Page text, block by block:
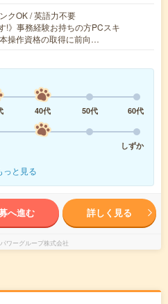
クOK / 英語力不要
!》事務経験お持ちの方PCスキ
操作資格の取得に前向…
40代 50代
60代
しずか
っと見る
へ進む 詳しく見る
ワーグループ株式会社